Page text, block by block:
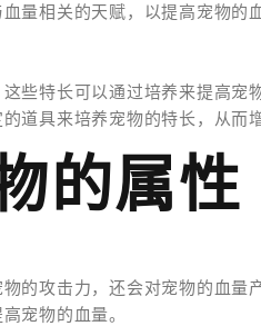
量相关的天赋，以提高宠物的血
些特长可以通过培养来提高宠
道具来培养宠物的特长，从而
的属性
的攻击力，还会对宠物的血
宠物的血量。